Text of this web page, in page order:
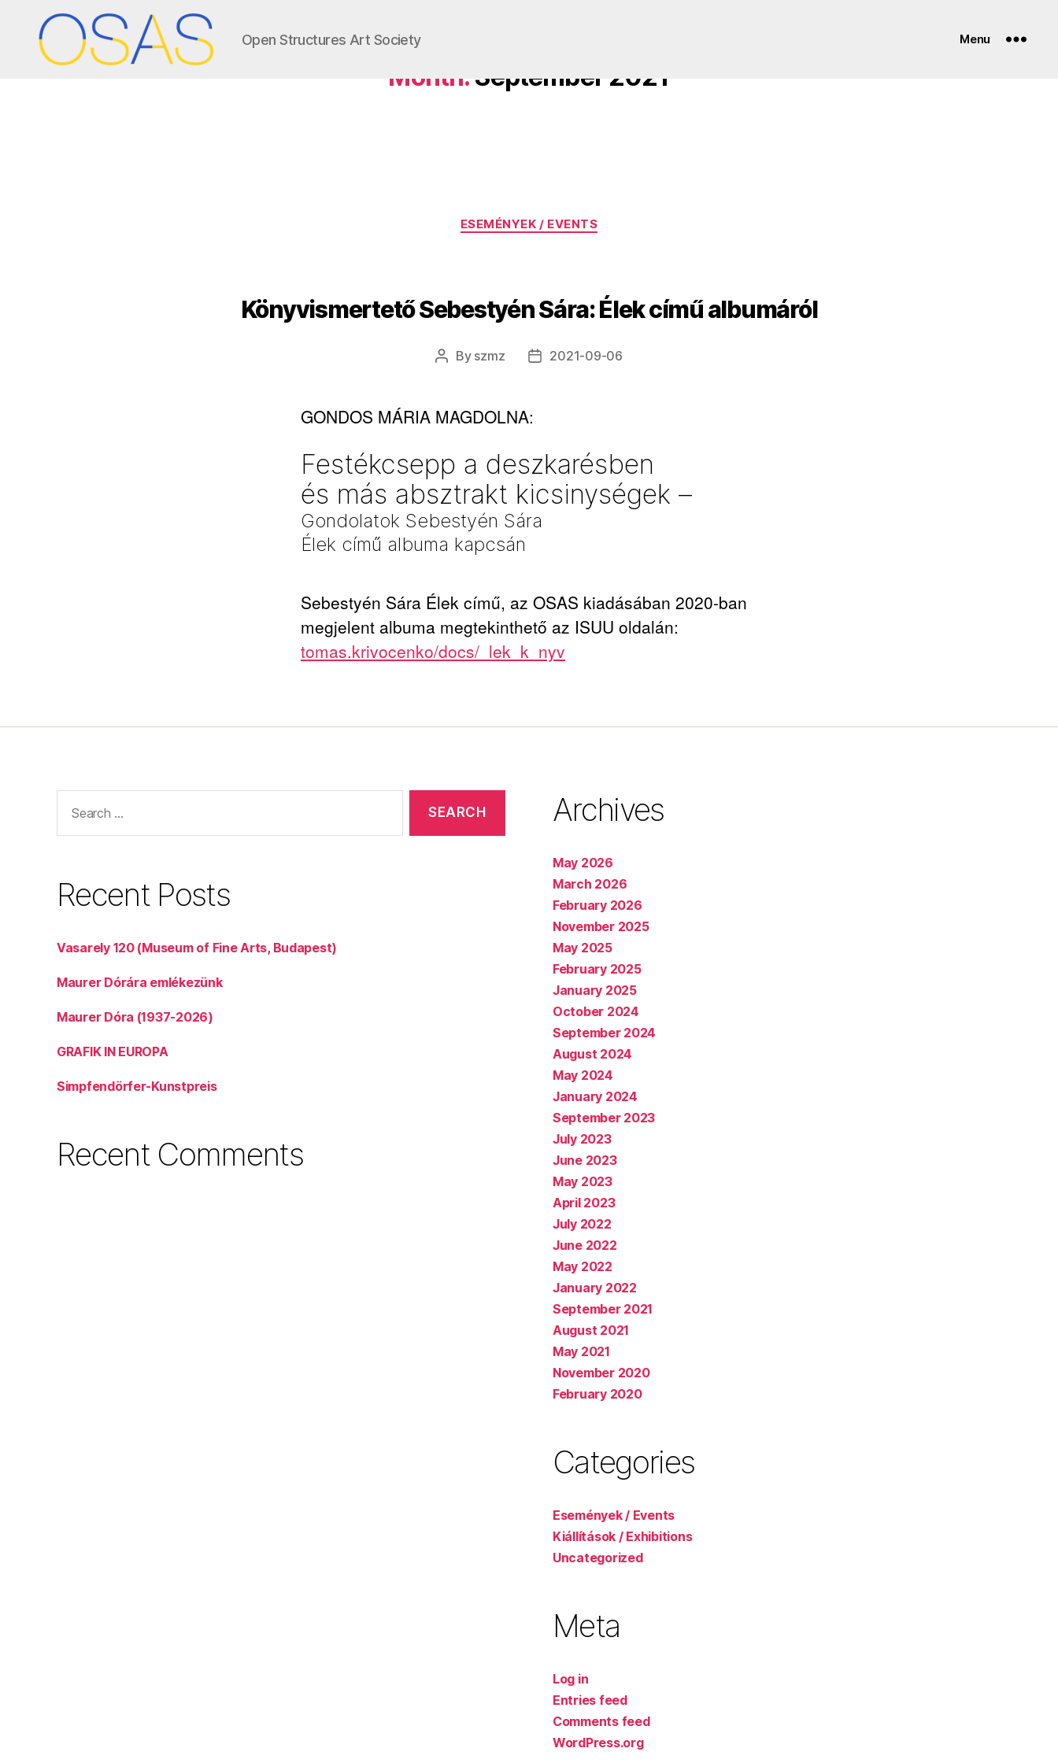
Open Structures Art Society Menu
Month: September 2021
Categories
ESEMÉNYEK / EVENTS
Könyvismertető Sebestyén Sára: Élek című albumáról
PostBy szmz
Post2021-09-06
GONDOS MÁRIA MAGDOLNA:
Festékcsepp a deszkarésben
és más absztrakt kicsinységek –
Gondolatok Sebestyén Sára
Élek című albuma kapcsán
Sebestyén Sára Élek című, az OSAS kiadásában 2020-ban
megjelent albuma megtekinthető az ISUU oldalán:
tomas.krivocenko/docs/_lek_k_ nyv
for:
Recent Posts
Vasarely 120 (Museum of Fine Arts, Budapest)
Maurer Dórára emlékezünk
Maurer Dóra (1937-2026)
GRAFIK IN EUROPA
Simpfendörfer-Kunstpreis
Recent Comments
Archives
May 2026
March 2026
February 2026
November 2025
May 2025
February 2025
January 2025
October 2024
September 2024
August 2024
May 2024
January 2024
September 2023
July 2023
June 2023
May 2023
April 2023
July 2022
June 2022
May 2022
January 2022
September 2021
August 2021
May 2021
November 2020
February 2020
Categories
Események / Events
Kiállítások / Exhibitions
Uncategorized
Meta
Log in
Entries feed
Comments feed
WordPress.org